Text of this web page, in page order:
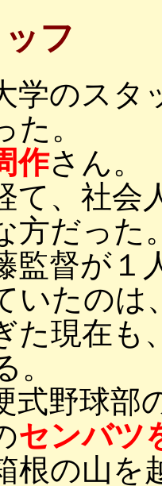
フ
学のスタ
た。
作さん。
て、社会
方だった
監督が１
いたのは
た現在
。
式野球部
センバツ
根の山を